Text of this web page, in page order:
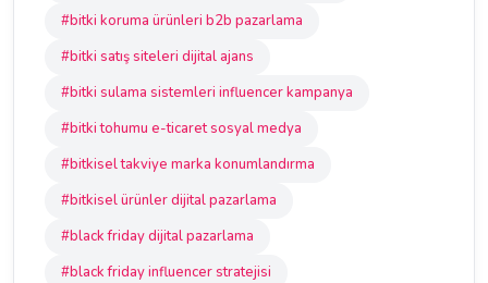
#bitki koruma ürünleri b2b pazarlama
#bitki satış siteleri dijital ajans
#bitki sulama sistemleri influencer kampanya
#bitki tohumu e-ticaret sosyal medya
#bitkisel takviye marka konumlandırma
#bitkisel ürünler dijital pazarlama
#black friday dijital pazarlama
#black friday influencer stratejisi